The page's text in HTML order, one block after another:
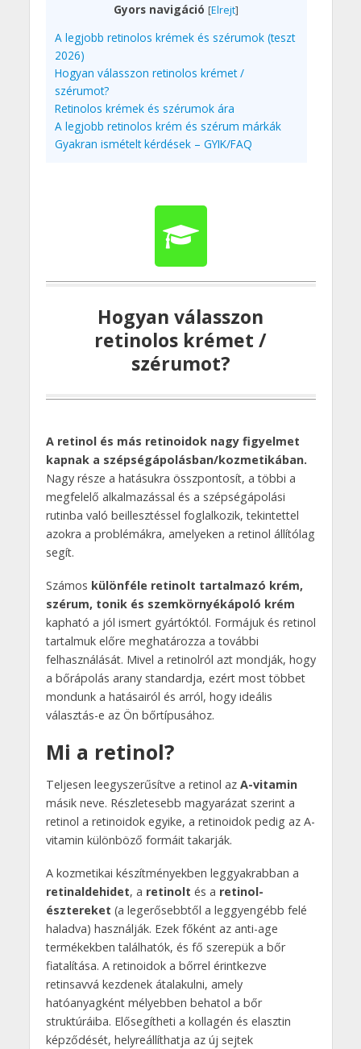
Gyors navigáció [Elrejt]
A legjobb retinolos krémek és szérumok (teszt
2026)
Hogyan válasszon retinolos krémet /
szérumot?
Retinolos krémek és szérumok ára
A legjobb retinolos krém és szérum márkák
Gyakran ismételt kérdések – GYIK/FAQ
Hogyan válasszon
retinolos krémet /
szérumot?
A retinol és más retinoidok nagy figyelmet
kapnak a szépségápolásban/kozmetikában.
Nagy része a hatásukra összpontosít, a többi a
megfelelő alkalmazással és a szépségápolási
rutinba való beillesztéssel foglalkozik, tekintettel
azokra a problémákra, amelyeken a retinol állítólag
segít.
Számos különféle retinolt tartalmazó krém,
szérum, tonik és szemkörnyékápoló krém
kapható a jól ismert gyártóktól. Formájuk és retinol
tartalmuk előre meghatározza a további
felhasználását. Mivel a retinolról azt mondják, hogy
a bőrápolás arany standardja, ezért most többet
mondunk a hatásairól és arról, hogy ideális
választás-e az Ön bőrtípusához.
Mi a retinol?
Teljesen leegyszerűsítve a retinol az A-vitamin
másik neve. Részletesebb magyarázat szerint a
retinol a retinoidok egyike, a retinoidok pedig az A-
vitamin különböző formáit takarják.
A kozmetikai készítményekben leggyakrabban a
retinaldehidet, a retinolt és a retinol-
észtereket (a legerősebbtől a leggyengébb felé
haladva) használják. Ezek főként az anti-age
termékekben találhatók, és fő szerepük a bőr
fiatalítása. A retinoidok a bőrrel érintkezve
retinsavvá kezdenek átalakulni, amely
hatóanyagként mélyebben behatol a bőr
struktúráiba. Elősegítheti a kollagén és elasztin
képződését, helyreállíthatja az új sejtek